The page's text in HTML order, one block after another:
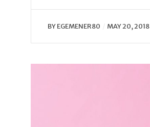
BYEGEMENER80 MAY 20, 2018